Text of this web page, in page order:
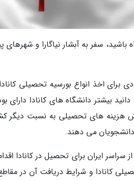
باشید، سفر به آبشار نیاگارا و شهرهای
اخذ انواع بورسیه تحصیلی
بیشتر دانشگاه های کانادا دارای
هزینه های تحصیلی به نسبت دیگر
دانشجویان می دهند.
سراسر ایران برای تحصیل در کانادا
کانادا و شرایط دریافت آن در